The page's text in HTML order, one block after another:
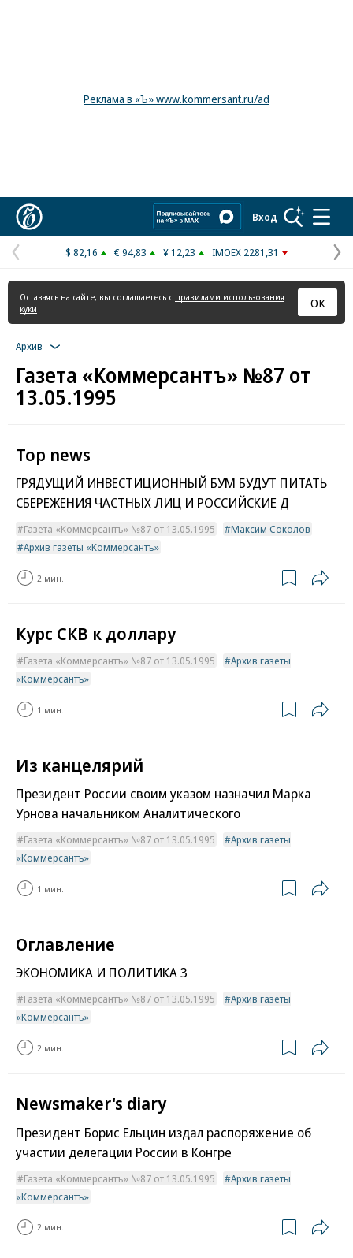
Реклама в «Ъ» www.kommersant.ru/ad
Вход
Предыдущая
страница
$ 82,16 € 94,83 ¥ 12,23 IMOEX 2281,31
Оставаясь на сайте, вы соглашаетесь с правилами использования
куки
ОК
Архив
Газета «Коммерсантъ» №87 от
13.05.1995
Top news
ГРЯДУЩИЙ ИНВЕСТИЦИОННЫЙ БУМ БУДУТ ПИТАТЬ
СБЕРЕЖЕНИЯ ЧАСТНЫХ ЛИЦ И РОССИЙСКИЕ Д
Газета «Коммерсантъ» №87 от 13.05.1995
Максим Соколов
Архив газеты «Коммерсантъ»
2 мин.
Курс СКВ к доллару
Газета «Коммерсантъ» №87 от 13.05.1995
Архив газеты
«Коммерсантъ»
1 мин.
Из канцелярий
Президент России своим указом назначил Марка
Урнова начальником Аналитического
Газета «Коммерсантъ» №87 от 13.05.1995
Архив газеты
«Коммерсантъ»
1 мин.
Оглавление
ЭКОНОМИКА И ПОЛИТИКА 3
Газета «Коммерсантъ» №87 от 13.05.1995
Архив газеты
«Коммерсантъ»
2 мин.
Newsmaker's diary
Президент Борис Ельцин издал распоряжение об
участии делегации России в Конгре
Газета «Коммерсантъ» №87 от 13.05.1995
Архив газеты
«Коммерсантъ»
2 мин.